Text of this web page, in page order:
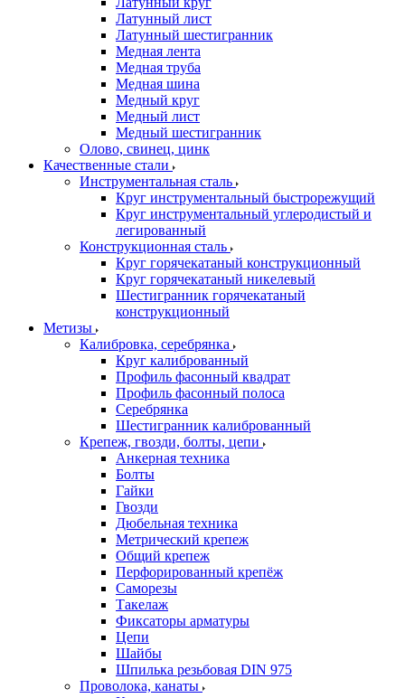
Латунный лист
Латунный шестигранник
Медная лента
Медная труба
Медная шина
Медный круг
Медный лист
Медный шестигранник
Олово, cвинец, цинк
Качественные стали
Инструментальная сталь
Круг инструментальный быстрорежущий
Круг инструментальный углеродистый и
легированный
Конструкционная сталь
Круг горячекатаный конструкционный
Круг горячекатаный никелевый
Шестигранник горячекатаный
конструкционный
Метизы
Калибровка, серебрянка
Круг калиброванный
Профиль фасонный квадрат
Профиль фасонный полоса
Серебрянка
Шестигранник калиброванный
Крепеж, гвозди, болты, цепи
Анкерная техника
Болты
Гайки
Гвозди
Дюбельная техника
Метрический крепеж
Общий крепеж
Перфорированный крепёж
Саморезы
Такелаж
Фиксаторы арматуры
Цепи
Шайбы
Шпилька резьбовая DIN 975
Проволока, канаты